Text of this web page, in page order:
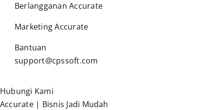
Berlangganan Accurate
Marketing Accurate
Bantuan
support@cpssoft.com
Hubungi Kami
Accurate | Bisnis Jadi Mudah